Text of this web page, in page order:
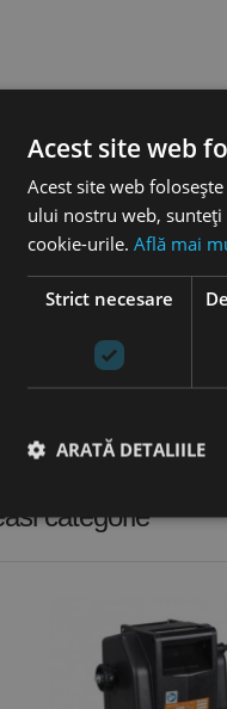
categorie
Acest site web
Acest site web
ului nostru web,
cookie-urile. Află mai
Strict necesare
ARATĂ DETALIILE
Cookie-urile strict necesare
contului. Site-ul web nu